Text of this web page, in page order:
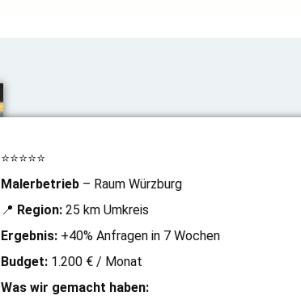
⭐⭐⭐⭐⭐
Malerbetrieb – Raum Würzburg
📍 Region: 25 km Umkreis
Ergebnis: +40% Anfragen in 7 Wochen
Budget: 1.200 € / Monat
Was wir gemacht haben: